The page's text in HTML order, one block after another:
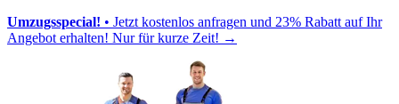
Umzugsspecial! • Jetzt kostenlos anfragen und 23% Rabatt auf Ihr
Angebot erhalten! Nur für kurze Zeit! →